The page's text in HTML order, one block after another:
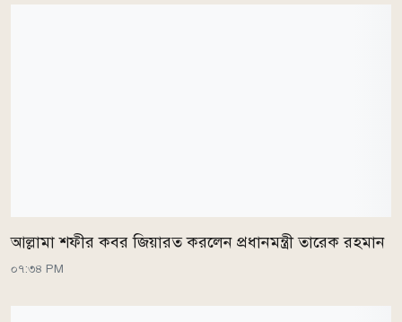
আল্লামা শফীর কবর জিয়ারত করলেন প্রধানমন্ত্রী তারেক রহমান
০৭:৩৪ PM